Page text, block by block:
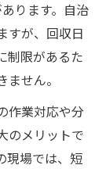
ります。自治
すが、回収日
制限があるた
せん。
作業対応や分
のメリットで
現場では、短